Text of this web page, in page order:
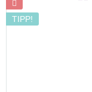
TIPP!